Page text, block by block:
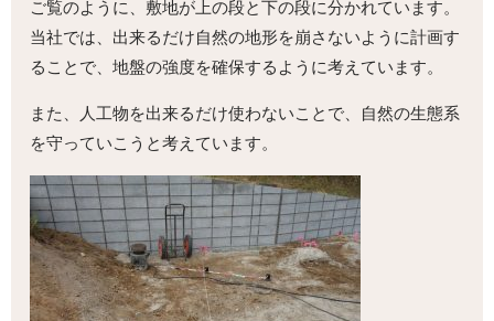
ご覧のように、敷地が上の段と下の段に分かれています。
当社では、出来るだけ自然の地形を崩さないように計画す
ることで、地盤の強度を確保するように考えています。
また、人工物を出来るだけ使わないことで、自然の生態系
を守っていこうと考えています。